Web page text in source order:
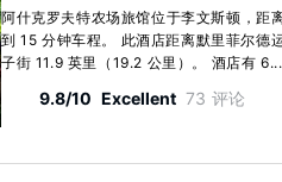
阿什克罗夫特农场旅馆位于李文斯顿，距
到 15 分钟车程。 此酒店距离默里菲尔德
子街 11.9 英里（19.2 公里）。 酒店有
9.8/10 Excellent 73 评论